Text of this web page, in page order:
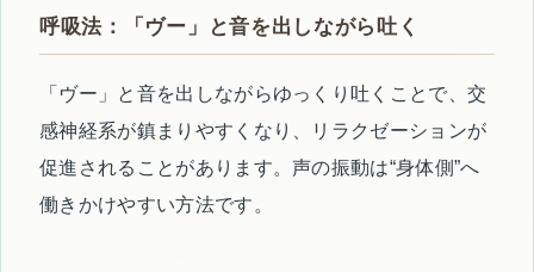
呼吸法：「ヴー」と音を出しながら吐く
「ヴー」と音を出しながらゆっくり吐くことで、交
感神経系が鎮まりやすくなり、リラクゼーションが
促進されることがあります。声の振動は“身体側”へ
働きかけやすい方法です。